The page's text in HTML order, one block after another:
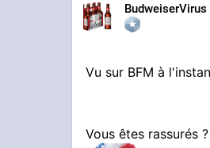
BudweiserVirus
Vu sur BFM à
Vous êtes rassurés